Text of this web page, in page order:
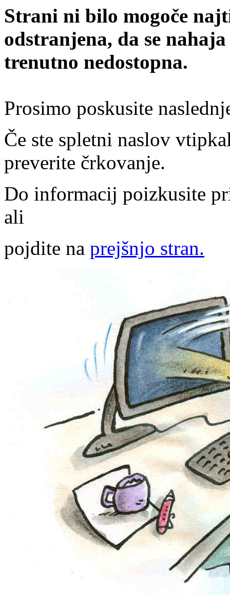
Strani ni bilo mogoče
odstranjena, da se
trenutno nedostopna.
Prosimo poskusite
Če ste spletni naslov
preverite črkovanje.
Do informacij poizkusite
ali
pojdite na prejšnjo stran.